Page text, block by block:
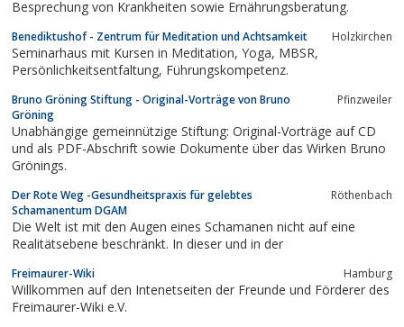
Besprechung von Krankheiten sowie Ernährungsberatung.
Benediktushof - Zentrum für Meditation und Achtsamkeit Holzkirchen
Seminarhaus mit Kursen in Meditation, Yoga, MBSR,
Persönlichkeitsentfaltung, Führungskompetenz.
Bruno Gröning Stiftung - Original-Vorträge von Bruno
Gröning
Pfinzweiler
Unabhängige gemeinnützige Stiftung: Original-Vorträge auf CD
und als PDF-Abschrift sowie Dokumente über das Wirken Bruno
Grönings.
Der Rote Weg -Gesundheitspraxis für gelebtes
Schamanentum DGAM
Röthenbach
Die Welt ist mit den Augen eines Schamanen nicht auf eine
Realitätsebene beschränkt. In dieser und in der
Freimaurer-Wiki Hamburg
Willkommen auf den Intenetseiten der Freunde und Förderer des
Freimaurer-Wiki e.V.